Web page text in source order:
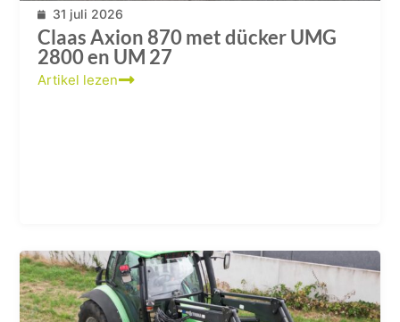
31 juli 2026
Claas Axion 870 met dücker UMG
2800 en UM 27
Artikel lezen